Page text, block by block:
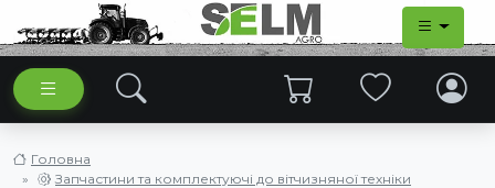
Головна
Запчастини та комплектуючі до вітчизняної техніки